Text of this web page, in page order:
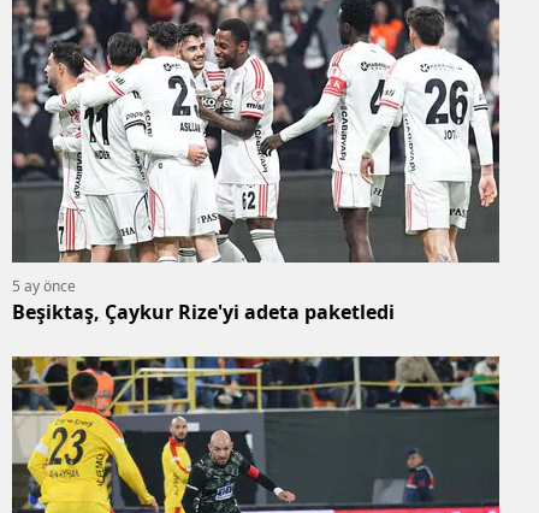
5 ay önce
Beşiktaş, Çaykur Rize'yi adeta paketledi